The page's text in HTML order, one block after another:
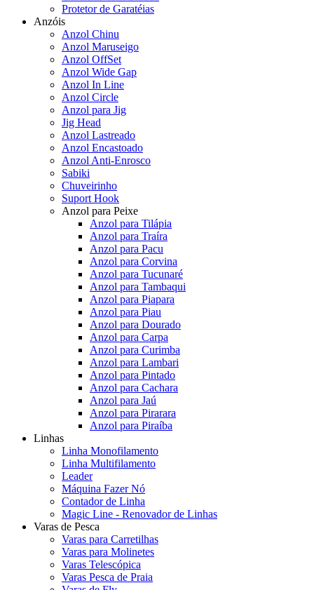
Protetor de Garatéias
Anzóis
Anzol Chinu
Anzol Maruseigo
Anzol OffSet
Anzol Wide Gap
Anzol In Line
Anzol Circle
Anzol para Jig
Jig Head
Anzol Lastreado
Anzol Encastoado
Anzol Anti-Enrosco
Sabiki
Chuveirinho
Suport Hook
Anzol para Peixe
Anzol para Tilápia
Anzol para Traíra
Anzol para Pacu
Anzol para Corvina
Anzol para Tucunaré
Anzol para Tambaqui
Anzol para Piapara
Anzol para Piau
Anzol para Dourado
Anzol para Carpa
Anzol para Curimba
Anzol para Lambari
Anzol para Pintado
Anzol para Cachara
Anzol para Jaú
Anzol para Pirarara
Anzol para Piraíba
Linhas
Linha Monofilamento
Linha Multifilamento
Leader
Máquina Fazer Nó
Contador de Linha
Magic Line - Renovador de Linhas
Varas de Pesca
Varas para Carretilhas
Varas para Molinetes
Varas Telescópica
Varas Pesca de Praia